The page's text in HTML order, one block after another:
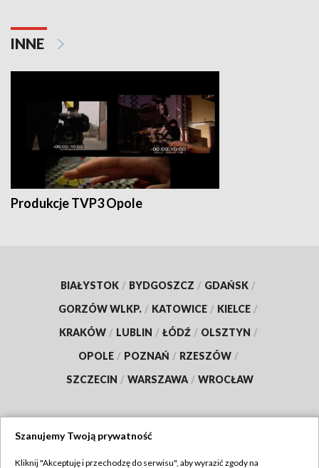
INNE
Produkcje TVP3 Opole
BIAŁYSTOK / BYDGOSZCZ / GDAŃSK /
GORZÓW WLKP. / KATOWICE / KIELCE /
KRAKÓW / LUBLIN / ŁÓDŹ / OLSZTYN /
OPOLE / POZNAŃ / RZESZÓW /
SZCZECIN / WARSZAWA / WROCŁAW
Szanujemy Twoją prywatność
Kliknij "Akceptuję i przechodzę do serwisu", aby wyrazić zgody na